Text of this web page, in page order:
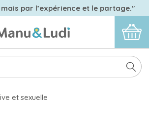
par l’expérience et le partage."
et sexuelle